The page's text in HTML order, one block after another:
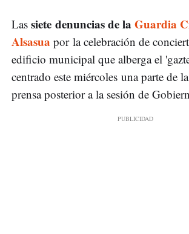
Las siete denuncias de la Guardia
Alsasua por la celebración de
edificio municipal que alberga el
centrado este miércoles una parte de
prensa posterior a la sesión de